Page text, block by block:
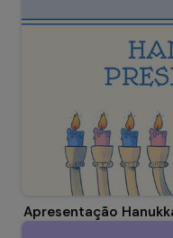
Apresentação